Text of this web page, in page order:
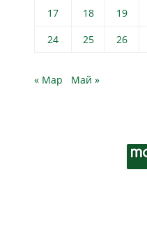
17
18 19
24
25 26
« Мар Май »